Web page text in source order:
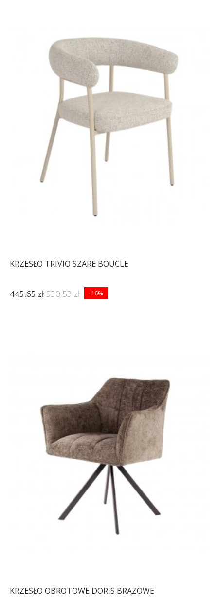
KRZESŁO OXFORD SZARE
544,24 zł
KRZESŁO OXFORD
BRĄZOWE I
422,94 zł 475,21 zł
KRZESŁO TRIVIO SZARE BOUCLE
445,65 zł530,53 zł -16%
KRZESŁO OBROTOWE DORIS BRĄZOWE